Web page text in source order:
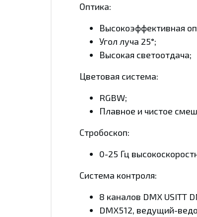
Оптика:
Высокоэффективная
Угол луча 25°;
Высокая светоотдача;
Цветовая система:
RGBW;
Плавное и чистое
Стробоскоп:
0-25 Гц
Система контроля:
8 каналов DMX USITT
DMX512, ведущий-